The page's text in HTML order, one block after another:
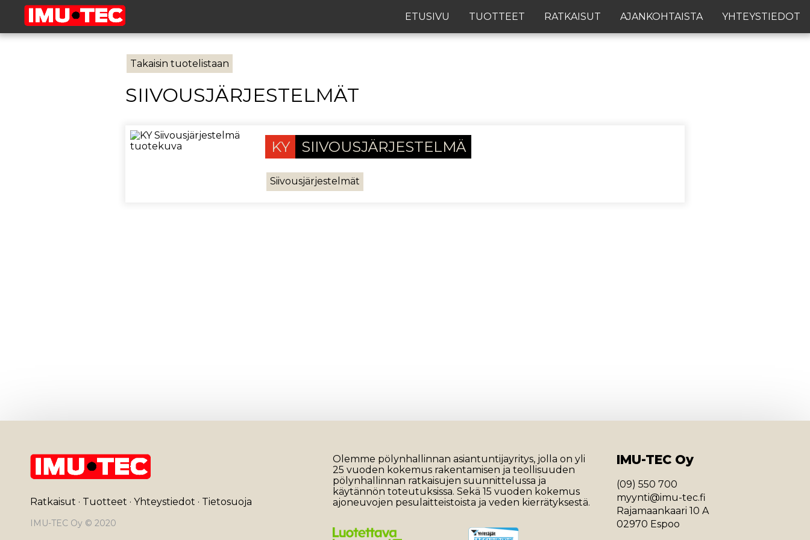
ETUSIVU TUOTTEET RATKAISUT AJANKOHTAISTA YHTEYSTIEDOT
Takaisin tuotelistaan
SIIVOUSJÄRJESTELMÄT
KY SIIVOUSJÄRJESTELMÄ
Siivousjärjestelmät
Ratkaisut · Tuotteet · Yhteystiedot · Tietosuoja
IMU-TEC Oy © 2020
Olemme pölynhallinnan asiantuntijayritys, jolla on yli
25 vuoden kokemus rakentamisen ja teollisuuden
pölynhallinnan ratkaisujen suunnittelussa ja
käytännön toteutuksissa. Sekä 15 vuoden kokemus
ajoneuvojen pesulaitteistoista ja veden kierrätyksestä.
IMU-TEC Oy
(09) 550 700
myynti@imu-tec.fi
Rajamaankaari 10 A
02970 Espoo